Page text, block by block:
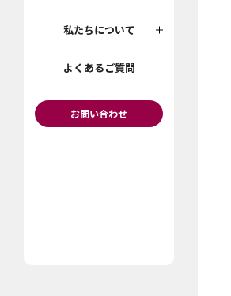
私たちについて
よくあるご質問
お問い合わせ